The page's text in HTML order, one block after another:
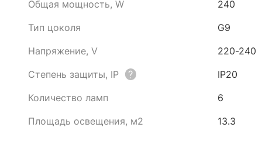
Общая мощность, W
240
Тип цоколя
G9
Напряжение, V
220-240
Степень защиты, IP
IP20
Количество ламп
6
Площадь освещения, м2
13.3